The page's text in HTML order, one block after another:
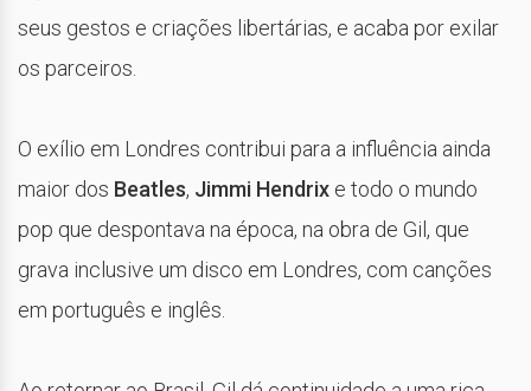
seus gestos e criações libertárias, e acaba por exilar
os parceiros.
O exílio em Londres contribui para a influência ainda
maior dos Beatles, Jimmi Hendrix e todo o mundo
pop que despontava na época, na obra de Gil, que
grava inclusive um disco em Londres, com canções
em português e inglês.